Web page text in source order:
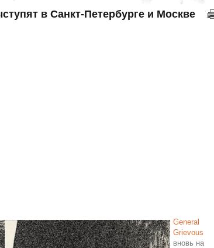
в Санкт-Петербурге и Москве
General
Grievous
вновь на